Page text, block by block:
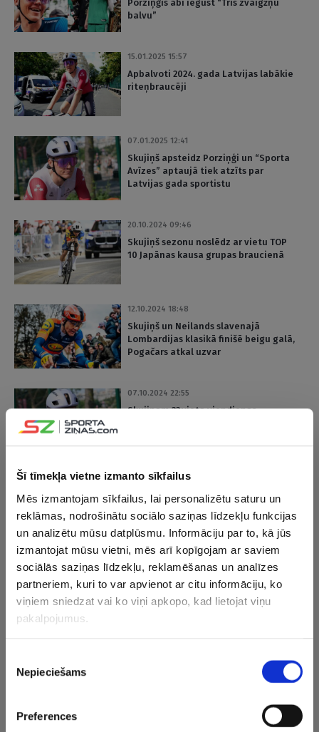
Šī tīmekļa vietne izmanto sīkfailus
Mēs izmantojam sīkfailus, lai personalizētu saturu un
reklāmas, nodrošinātu sociālo saziņas līdzekļu funkcijas
un analizētu mūsu datplūsmu. Informāciju par to, kā jūs
izmantojat mūsu vietni, mēs arī kopīgojam ar saviem
sociālās saziņas līdzekļu, reklamēšanas un analīzes
partneriem, kuri to var apvienot ar citu informāciju, ko
viņiem sniedzat vai ko viņi apkopo, kad lietojat viņu
pakalpojumus.
izvēle
Nepieciešams
Preferences
Porziņģis abi iegūst “Trīs zvaigžņu
balvu”
15.01.2025 15:57
Apbalvoti 2024. gada Latvijas labākie
riteņbraucēji
07.01.2025 12:41
Skujiņš apsteidz Porziņģi un “Sporta
Avīzes” aptaujā tiek atzīts par
Latvijas gada sportistu
20.10.2024 09:46
Skujiņš sezonu noslēdz ar vietu TOP
10 Japānas kausa grupas braucienā
12.10.2024 18:48
Skujiņš un Neilands slavenajā
Lombardijas klasikā finišē beigu galā,
Pogačars atkal uzvar
07.10.2024 22:55
Skujiņam 22.vieta viendienas
29.09.2024 18:48
Skujiņš: Neko nenožēloju, darīju, ko
varēju
29.09.2024 18:14
Skujiņš atkal rāda klasi un PČ finišē
uzreiz aiz goda pjedestāla
Paziņoti Latvijas pārstāvji PČ šosejas